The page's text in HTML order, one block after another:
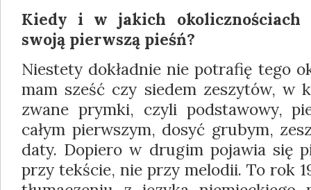
Kiedy i w jakich okolicznościach
swoją pierw­szą pieśń?
Niestety dokładnie nie potrafię tego
mam sześć czy siedem zeszytów, w
zwa­ne prymki, czyli podstawowy,
całym pierwszym, dosyć grubym,
daty. Do­piero w drugim pojawia się
przy tekście, nie przy melodii. To rok